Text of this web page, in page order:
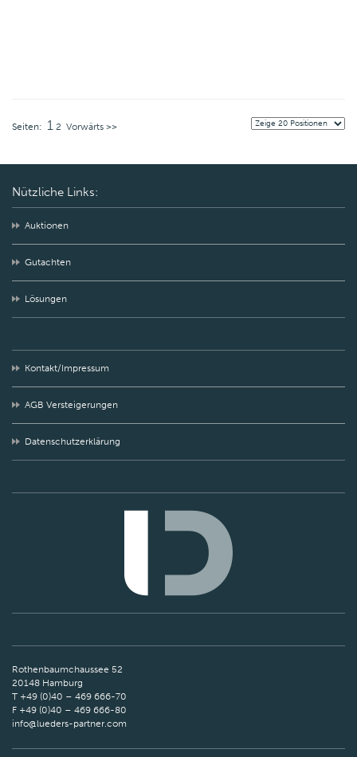
Seiten: 1 2 Vorwärts >>
Nützliche Links:
Auktionen
Gutachten
Lösungen
Kontakt/Impressum
AGB Versteigerungen
Datenschutzerklärung
Rothenbaumchaussee 52
20148 Hamburg
T +49 (0)40 – 469 666-70
F +49 (0)40 – 469 666-80
info@lueders-partner.com